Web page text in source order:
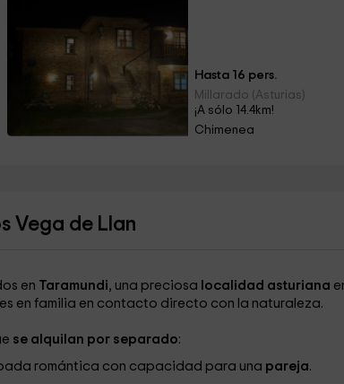
Hasta 16 pers.
Millarado (Asturias)
¡A sólo 14.4km!
Chimenea
Vega de Llan
en Taramundi, una preciosa localidad asturiana
en familia en contacto directo con la naturaleza.
se alquilan por separado:
romántica con capacidad para una pareja.